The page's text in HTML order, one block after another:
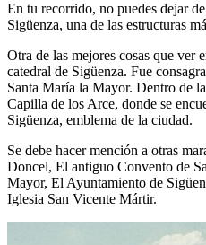
En tu recorrido, no puedes dejar
Sigüenza, una de las estructuras
Otra de las mejores cosas que ver
catedral de Sigüenza. Fue
Santa María la Mayor. Dentro de
Capilla de los Arce, donde se
Sigüenza, emblema de la ciudad.
Se debe hacer mención a otras
Doncel, El antiguo Convento de
Mayor, El Ayuntamiento de
Iglesia San Vicente Mártir.